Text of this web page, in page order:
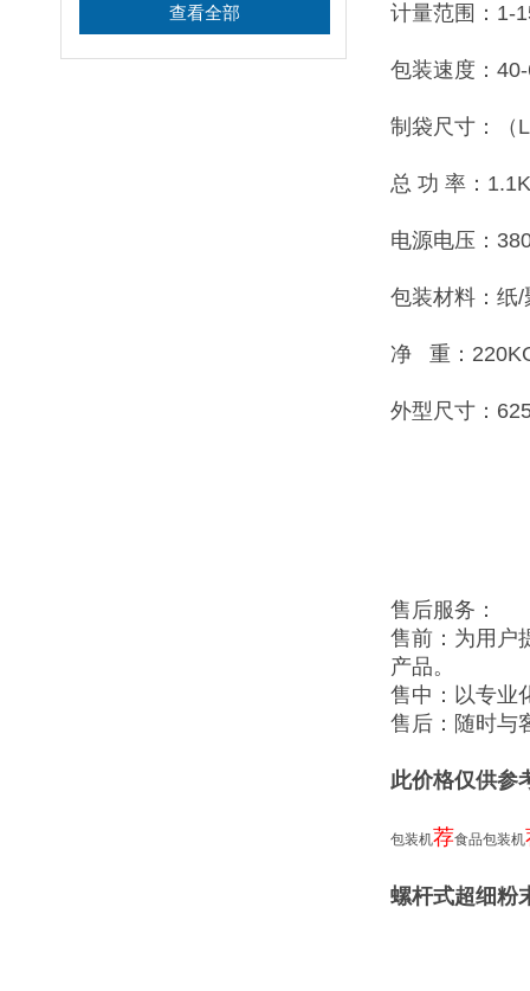
查看全部 计量范围：1-
包装速度：
制袋尺寸：（
总 功 率：
电源电压：
包装材料：纸
净 重：
外型尺寸：
售后服务：
售前：为用户
产品。
售中：以专业
售后：随时与
此价格仅供参
包装机荐食品包装机
螺杆式超细粉